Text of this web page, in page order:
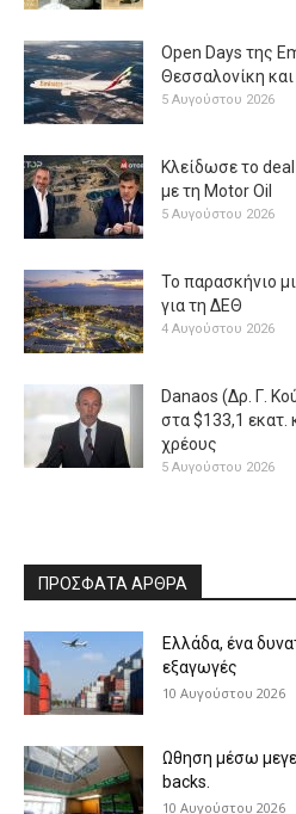
Open Days της
Θεσσαλονίκη
5 Αυγούστου 2026
Κλείδωσε το
με τη Μotor Oil
5 Αυγούστου 2026
Το παρασκήνιο
για τη ΔΕΘ
4 Αυγούστου 2026
Danaos (Δρ. Γ.
στα $133,1 εκατ.
χρέους
5 Αυγούστου 2026
ΠΡΟΣΦΑΤΑ ΑΡΘΡΑ
Eλλάδα, ένα
εξαγωγές
10 Αυγούστου 2026
Ωθηση μέσω
backs.
10 Αυγούστου 2026